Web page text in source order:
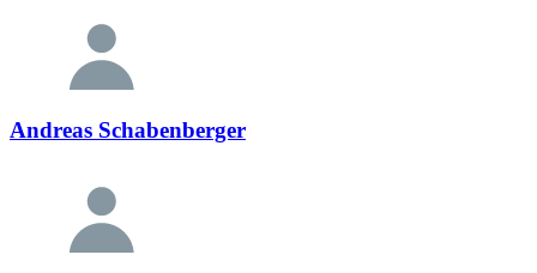
Andreas Schabenberger